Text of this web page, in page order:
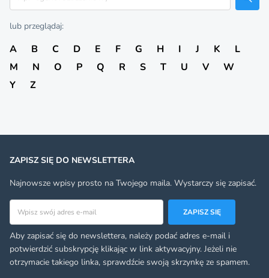
lub przeglądaj:
A B C D E F G H I J K
L
M
N O P Q R S T U V
W
Y
Z
ZAPISZ SIĘ DO NEWSLETTERA
Najnowsze wpisy prosto na Twojego maila. Wystarczy się zapisać.
Adres email
ZAPISZ SIĘ
Aby zapisać się do newslettera, należy podać adres e-mail i
potwierdzić subskrypcję klikając w link aktywacyjny. Jeżeli nie
otrzymacie takiego linka, sprawdźcie swoją skrzynkę ze spamem.